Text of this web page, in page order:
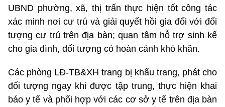
UBND phường, xã, thị trấn thực hiện tốt công tác
xác minh nơi cư trú và giải quyết hồi gia đối với đối
tượng cư trú trên địa bàn; quan tâm hỗ trợ sinh kế
cho gia đình, đối tượng có hoàn cảnh khó khăn.
Các phòng LĐ-TB&XH trang bị khẩu trang, phát cho
đối tượng ngay khi được tập trung, thực hiện khai
báo y tế và phối hợp với các cơ sở y tế trên địa bàn